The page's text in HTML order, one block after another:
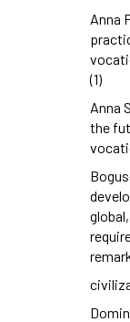
Anna
(1)
Anna
the